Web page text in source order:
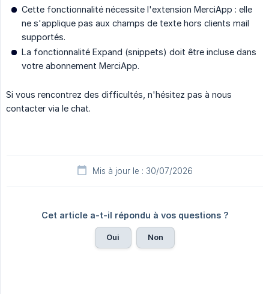
Cette fonctionnalité nécessite l'extension MerciApp : elle
ne s'applique pas aux champs de texte hors clients mail
supportés.
La fonctionnalité Expand (snippets) doit être incluse dans
votre abonnement MerciApp.
Si vous rencontrez des difficultés, n'hésitez pas à nous
contacter via le chat.
Mis à jour le : 30/07/2026
Cet article a-t-il répondu à vos questions ?
Oui Non